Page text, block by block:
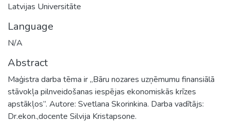
Latvijas Universitāte
Language
N/A
Abstract
Maģistra darba tēma ir „Bāru nozares uzņēmumu finansiālā
stāvokļa pilnveidošanas iespējas ekonomiskās krīzes
apstākļos”. Autore: Svetlana Skorinkina. Darba vadītājs:
Dr.ekon.,docente Silvija Kristapsone.